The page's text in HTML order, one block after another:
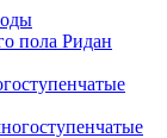
пола Ридан